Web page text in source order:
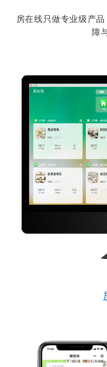
房在线只做专业级产
障